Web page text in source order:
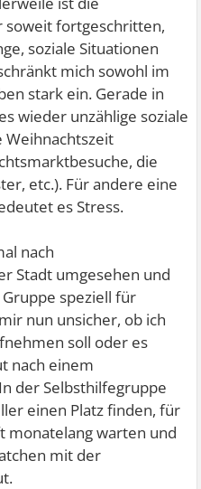
soweit fortgeschritten,
soziale Situationen
mich sowohl im
stark ein. Gerade in
wieder unzählige soziale
die
etc.). Für andere eine
es Stress.
nach
Stadt umgesehen und
speziell für
nun unsicher, ob ich
soll oder es
nach einem
der Selbsthilfegruppe
einen Platz finden, für
monatelang warten und
mit der